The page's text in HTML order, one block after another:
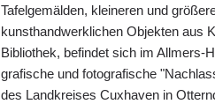
Tafelgemälden, kleineren und
kunsthandwerklichen Objekten aus
Bibliothek, befindet sich im Allmers-
grafische und fotografische
des Landkreises Cuxhaven in